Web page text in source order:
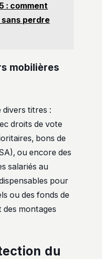
: comment
perdre
mobilières
divers titres :
droits de vote
bons de
ou encore des
salariés au
pour
ou des fonds de
montages
du